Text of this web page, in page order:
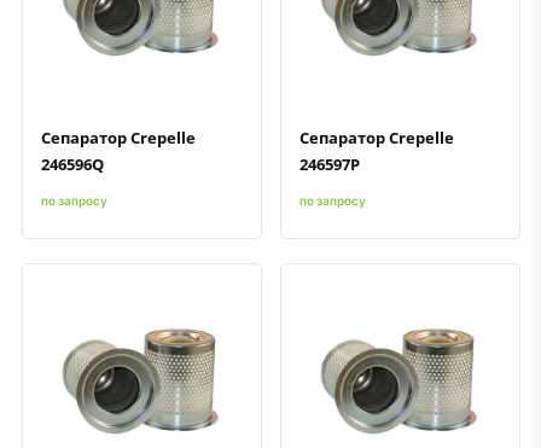
Быстрый просмотрДобавить к сравнению
Добавить в избранное
Сепаратор Crepelle
246596Q
по запросу
Быстрый просмотрДобавить к сравнению
Добавить в избранное
Сепаратор Crepelle
246597P
по запросу
Быстрый просмотрДобавить к сравнению
Добавить в избранное Быстрый просмотрДобавить к сравнению
Добавить в избранное